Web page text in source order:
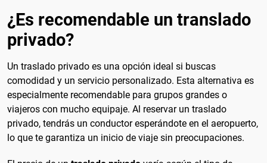
¿Es recomendable un translado
privado?
Un traslado privado es una opción ideal si buscas
comodidad y un servicio personalizado. Esta alternativa es
especialmente recomendable para grupos grandes o
viajeros con mucho equipaje. Al reservar un traslado
privado, tendrás un conductor esperándote en el aeropuerto,
lo que te garantiza un inicio de viaje sin preocupaciones.